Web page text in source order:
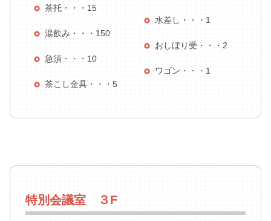
茶托・・・15
湯飲み・・・150
急須・・・10
茶こし金具・・・5
水差し・・・1
おしぼり受・・・2
ワゴン・・・1
特別会議室 ３F